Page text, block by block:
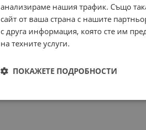
анализираме нашия трафик. Също
сайт от ваша страна с нашите
с друга информация, която сте им
на техните услуги.
ПОКАЖЕТЕ ПОДРОБНОСТИ